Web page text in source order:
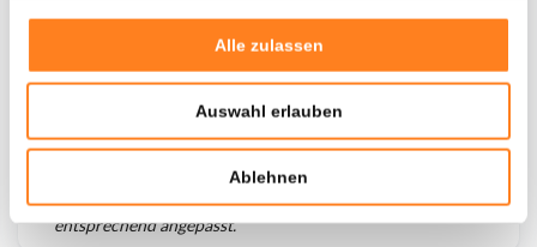
Alle zulassen
Auswahl erlauben
Ablehnen
haben wir historische Daten seit
2025, das hypothetische erste Investitionsdatum wurde
entsprechend angepasst.